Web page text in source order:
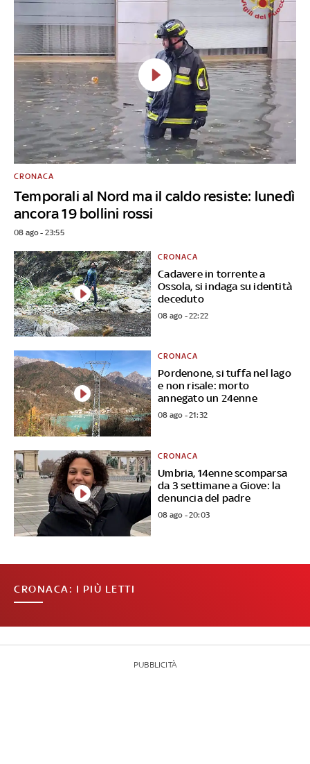
Temporali al Nord ma il caldo resiste: lunedì
ancora 19 bollini rossi
CRONACA
08 ago - 23:55
Cadavere in torrente a
Ossola, si indaga su identità
deceduto
CRONACA
08 ago - 22:22
Pordenone, si tuffa nel lago
e non risale: morto
annegato un 24enne
CRONACA
08 ago - 21:32
Umbria, 14enne scomparsa
da 3 settimane a Giove: la
denuncia del padre
CRONACA
08 ago - 20:03
CRONACA: I PIÙ LETTI
PUBBLICITÀ